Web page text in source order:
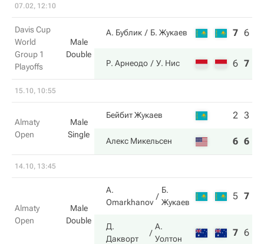
07.02, 12:10
Davis Cup
World
Group 1
Playoffs
Male
Double
А. Бублик Б. Жукаев 7 6
Р. Арнеодо У. Нис 6 7
15.10, 10:55
Almaty
Open
Male
Single
Бейбит Жукаев 2 3
Алекс Микельсен 6 6
14.10, 13:45
Almaty
Open
Male
Double
A.
Omarkhanov
Б.
Жукаев
5 7
Д.
Дакворт
А.
Уолтон
7 6